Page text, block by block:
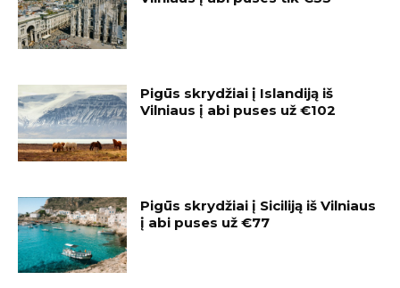
Pigūs skrydžiai į Islandiją iš
Vilniaus į abi puses už €102
Pigūs skrydžiai į Siciliją iš Vilniaus
į abi puses už €77